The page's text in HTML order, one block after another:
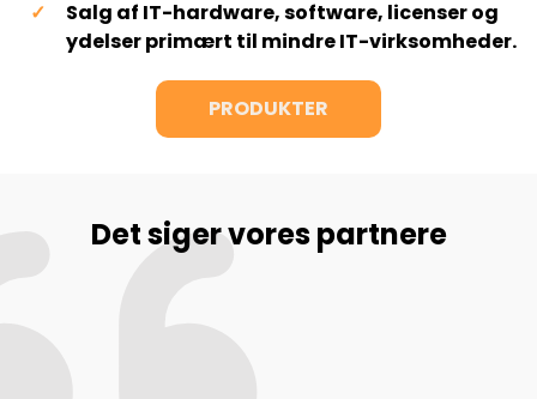
Salg af IT-hardware, software, licenser og
ydelser primært til mindre IT-virksomheder.
PRODUKTER
Det siger vores partnere